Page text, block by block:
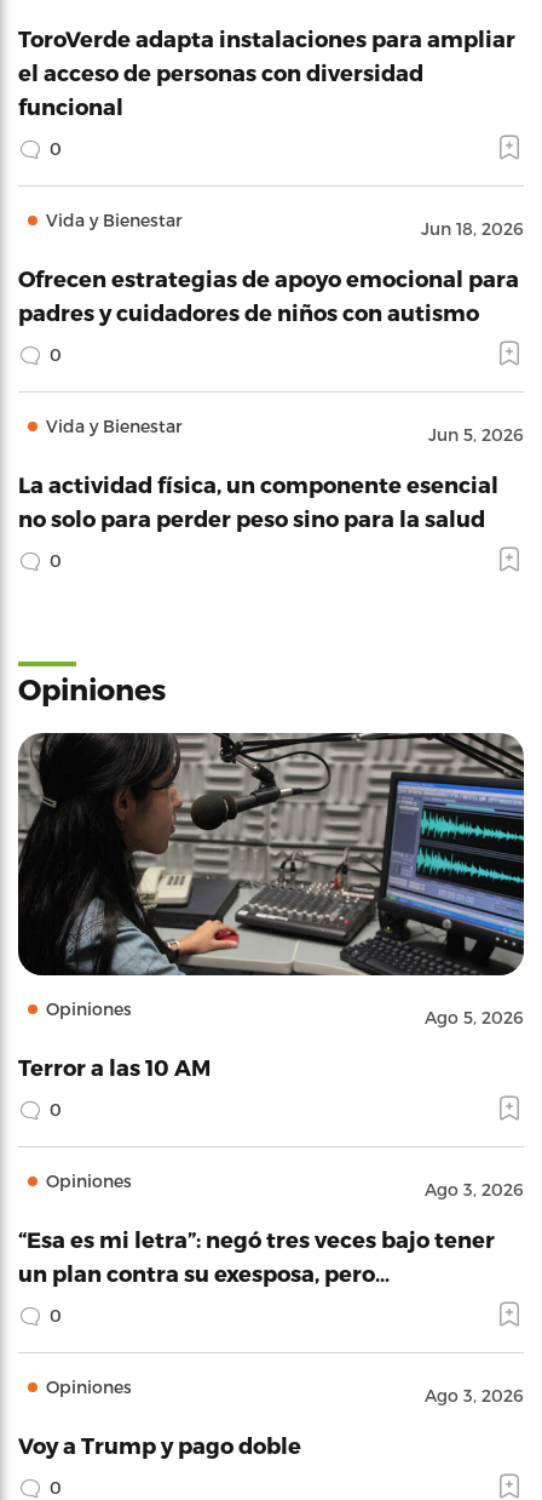
ToroVerde adapta instalaciones para ampliar
el acceso de personas con diversidad
funcional
0
Vida y Bienestar Jun 18, 2026
Ofrecen estrategias de apoyo emocional para
padres y cuidadores de niños con autismo
0
Vida y Bienestar Jun 5, 2026
La actividad física, un componente esencial
no solo para perder peso sino para la salud
0
Opiniones
Opiniones Ago 5, 2026
Terror a las 10 AM
0
Opiniones Ago 3, 2026
“Esa es mi letra”: negó tres veces bajo tener
un plan contra su exesposa, pero…
0
Opiniones Ago 3, 2026
Voy a Trump y pago doble
0